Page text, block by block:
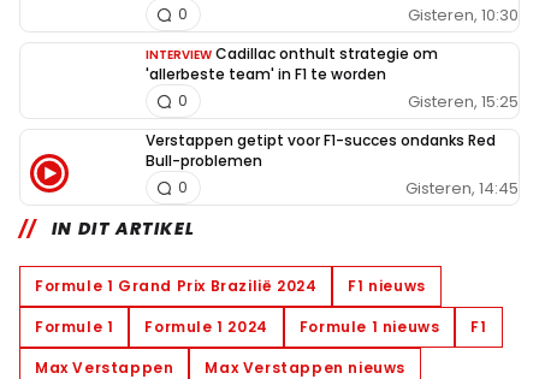
Gisteren, 10:30
0
INTERVIEW Cadillac onthult strategie om
'allerbeste team' in F1 te worden
Gisteren, 15:25
0
Verstappen getipt voor F1-succes ondanks Red
Bull-problemen
Gisteren, 14:45
0
IN DIT ARTIKEL
Formule 1 Grand Prix Brazilië 2024
F1 nieuws
Formule 1
Formule 1 2024 Formule 1 nieuws
F1
Max Verstappen
Max Verstappen nieuws